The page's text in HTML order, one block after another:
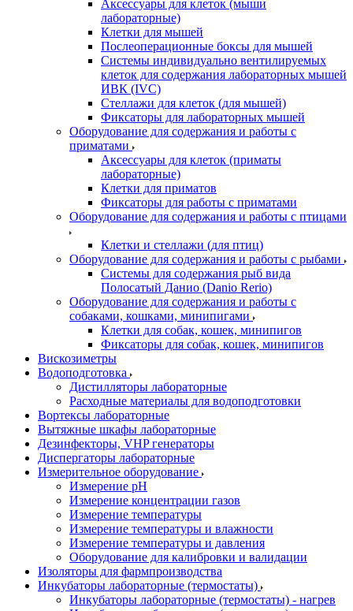
Аксессуары для клеток (мыши
лабораторные)
Клетки для мышей
Послеоперационные боксы для мышей
Системы индивидуально вентилируемых
клеток для содержания лабораторных мышей
ИВК (IVC)
Стеллажи для клеток (для мышей)
Фиксаторы для лабораторных мышей
Оборудование для содержания и работы с
приматами
Аксессуары для клеток (приматы
лабораторные)
Клетки для приматов
Фиксаторы для работы с приматами
Оборудование для содержания и работы с птицами
Клетки и стеллажи (для птиц)
Оборудование для содержания и работы с рыбами
Системы для содержания рыб вида
Полосатый Данио (Danio Rerio)
Оборудование для содержания и работы с
собаками, кошками, минипигами
Клетки для собак, кошек, минипигов
Фиксаторы для собак, кошек, минипигов
Вискозиметры
Водоподготовка
Дистилляторы лабораторные
Расходные материалы для водоподготовки
Вортексы лабораторные
Вытяжные шкафы лабораторные
Дезинфекторы, VHP генераторы
Диспергаторы лабораторные
Измерительное оборудование
Измерение pH
Измерение концентрации газов
Измерение температуры
Измерение температуры и влажности
Измерение температуры и давления
Оборудование для калибровки и валидации
Изоляторы для фармпроизводства
Инкубаторы лабораторные (термостаты)
Инкубаторы лабораторные (термостаты) - нагрев